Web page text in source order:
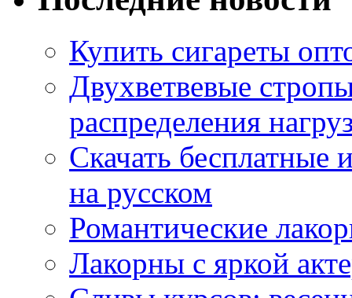
Купить сигареты
Двухветвевые
распределения
Скачать
на русском
Романтические
Лакорны с яркой